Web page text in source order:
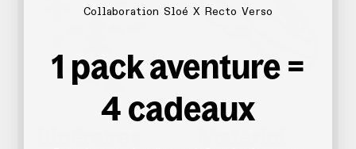
Collaboration Sloé X Recto Verso
1 pack aventure =
4 cadeaux